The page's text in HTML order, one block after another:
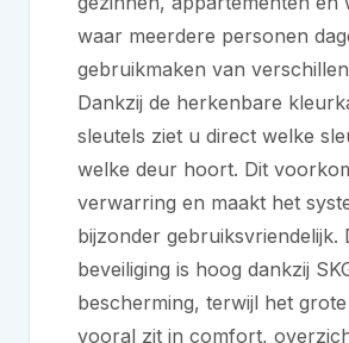
waar meerdere personen
gebruikmaken van
Dankzij de herkenbare
sleutels ziet u direct welke
welke deur hoort. Dit
verwarring en maakt het
bijzonder gebruiksvriendelijk.
beveiliging is hoog dankzij
bescherming, terwijl het
vooral zit in comfort,